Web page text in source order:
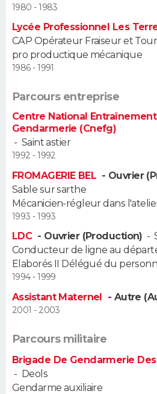
Alimentation
Guide de la santé
Maladies
Médicaments
Sommeil
VOYAGE
Destinations
City break
Voyage nature
Voyage de noces
Forum
Climat
+
PHOTO
BONS PLANS
CARTE DE VOEUX
Dictionnaire
Biographies
Citations
Expressions
Proverbes
PROGRAMME TV
S'inscrire
Se connecter
Lycées
Collèges
Primaires
Universités
Entreprises
Service militaire
Avis de recherche
AVIS DE DÉCÈS
FORUM
Bricolage
Lifestyle
Culture
Sport
Auto
Television
Voyage
Cinema
1980 - 1983
Lycée Professionnel Les
CAP Opérateur Fraiseur et
pro productique mécanique
1986 - 1991
Parcours entreprise
Centre National
Gendarmerie (Cnefg)
- Saint astier
1992 - 1992
FROMAGERIE BEL - Ouvrier
Sable sur sarthe
Mécanicien-régleur dans
1993 - 1993
LDC - Ouvrier (Production) -
Conducteur de ligne au
Elaborés II Délégué du
1994 - 1999
Assistant Maternel - Autre
2001 - 2003
Parcours militaire
Brigade De Gendarmerie
- Deols
Gendarme auxiliaire